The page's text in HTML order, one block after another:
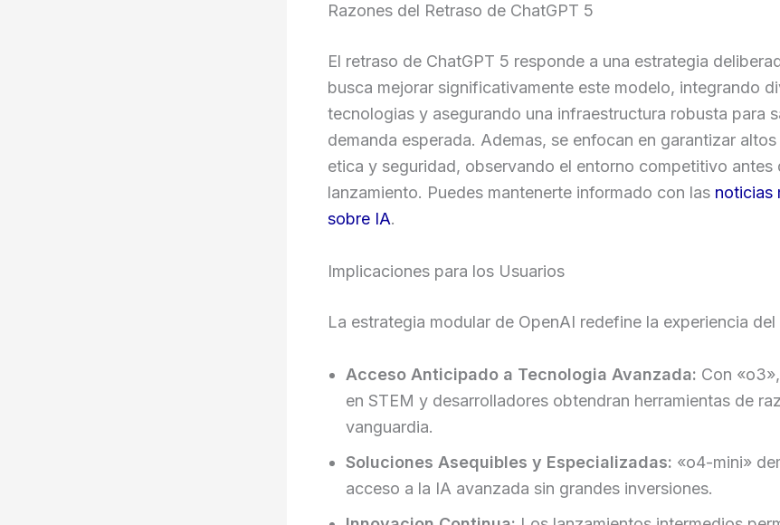
Razones del Retraso de ChatGPT 5
El retraso de ChatGPT 5 responde a una estrategia
busca mejorar significativamente este modelo, integrando
tecnologias y asegurando una infraestructura robusta para
demanda esperada. Ademas, se enfocan en garantizar
etica y seguridad, observando el entorno competitivo antes
lanzamiento. Puedes mantenerte informado con las noticias
sobre IA.
Implicaciones para los Usuarios
La estrategia modular de OpenAI redefine la experiencia del
Acceso Anticipado a Tecnologia Avanzada: Con
en STEM y desarrolladores obtendran herramientas de
vanguardia.
Soluciones Asequibles y Especializadas: «o4-mini»
acceso a la IA avanzada sin grandes inversiones.